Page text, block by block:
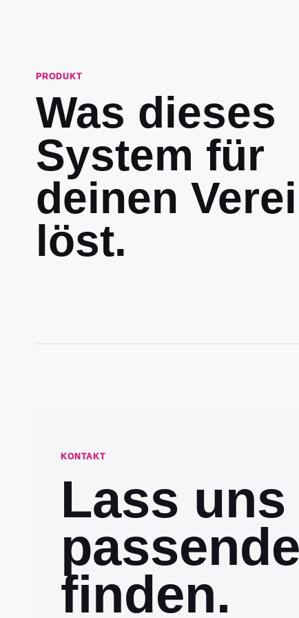
PRODUKT
Was dieses
System für
deinen
löst.
KONTAKT
Lass uns
finden.